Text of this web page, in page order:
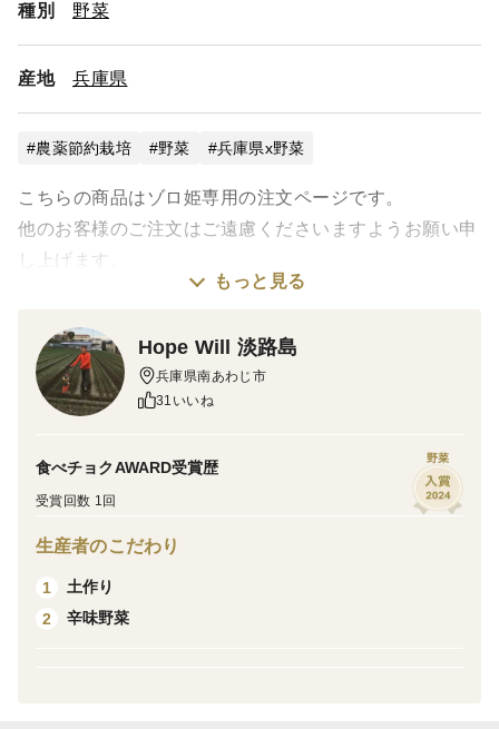
種別 野菜
産地 兵庫県
農薬節約栽培 野菜 兵庫県x野菜
こちらの商品はゾロ姫専用の注文ページです。
他のお客様のご注文はご遠慮くださいますようお願い申
し上げます。
なお、間違えてご注文されました場合はこちらでキャン
もっと見る
Hope Will 淡路島
兵庫県南あわじ市
31いいね
食べチョクAWARD受賞歴
受賞回数 1回
野菜
生産者のこだわり
1
土作り
2
辛味野菜